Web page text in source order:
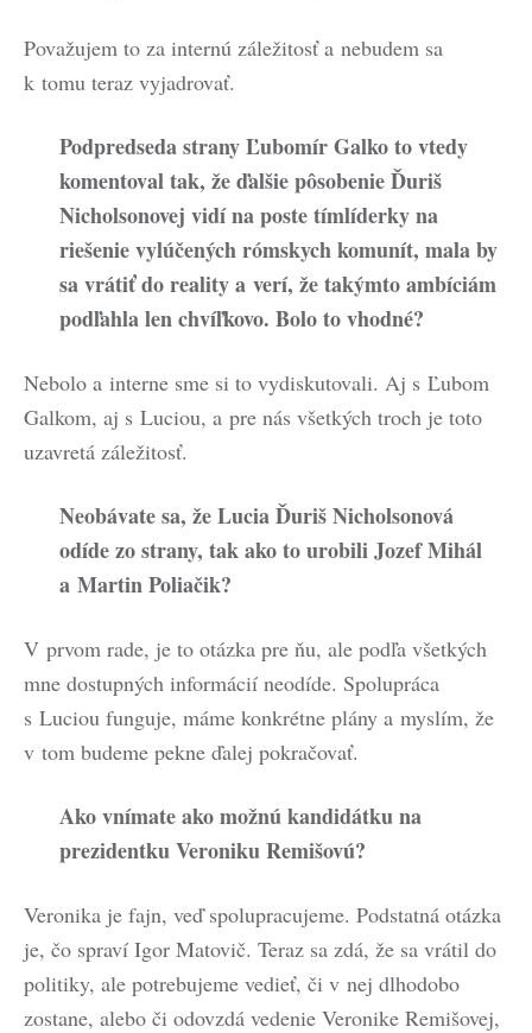
Považujem to za internú záležitosť a nebudem sa
k tomu teraz vyjadrovať.
Podpredseda strany Ľubomír Galko to vtedy
komentoval tak, že ďalšie pôsobenie Ďuriš
Nicholsonovej vidí na poste tímlíderky na
riešenie vylúčených rómskych komunít, mala by
sa vrátiť do reality a verí, že takýmto ambíciám
podľahla len chvíľkovo. Bolo to vhodné?
Nebolo a interne sme si to vydiskutovali. Aj s Ľubom
Galkom, aj s Luciou, a pre nás všetkých troch je toto
uzavretá záležitosť.
Neobávate sa, že Lucia Ďuriš Nicholsonová
odíde zo strany, tak ako to urobili Jozef Mihál
a Martin Poliačik?
V prvom rade, je to otázka pre ňu, ale podľa všetkých
mne dostupných informácií neodíde. Spolupráca
s Luciou funguje, máme konkrétne plány a myslím, že
v tom budeme pekne ďalej pokračovať.
Ako vnímate ako možnú kandidátku na
prezidentku Veroniku Remišovú?
Veronika je fajn, veď spolupracujeme. Podstatná otázka
je, čo spraví Igor Matovič. Teraz sa zdá, že sa vrátil do
politiky, ale potrebujeme vedieť, či v nej dlhodobo
zostane, alebo či odovzdá vedenie Veronike Remišovej,